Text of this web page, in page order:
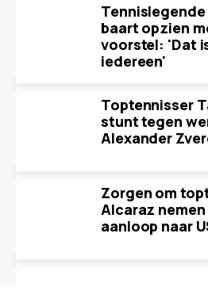
baart opzien
voorstel: 'Dat
iedereen'
Toptennisser
stunt tegen
Alexander
Zorgen om
Alcaraz
aanloop naar